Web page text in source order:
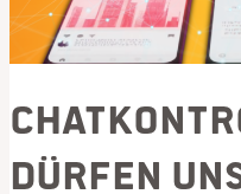
Freiheit
Deutschlands
Linke
dürfen